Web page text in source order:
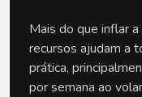
Mais do que inflar
recursos ajudam a
prática,
por semana ao